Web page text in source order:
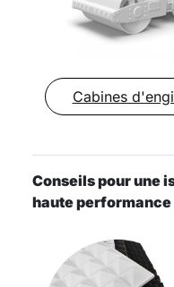
Cabines
Conseils pour une
haute performance